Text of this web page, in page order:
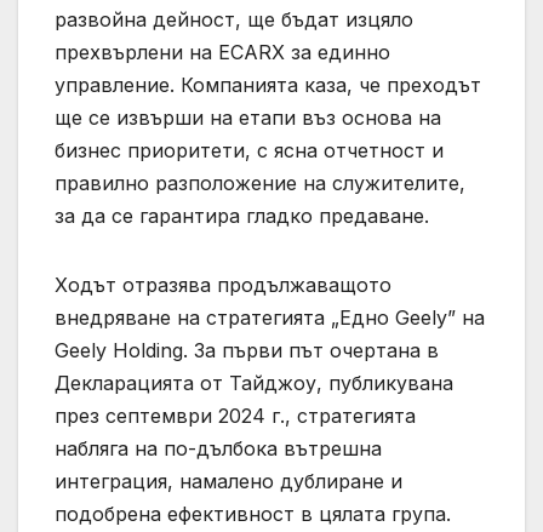
развойна дейност, ще бъдат изцяло
прехвърлени на ECARX за единно
управление. Компанията каза, че преходът
ще се извърши на етапи въз основа на
бизнес приоритети, с ясна отчетност и
правилно разположение на служителите,
за да се гарантира гладко предаване.
Ходът отразява продължаващото
внедряване на стратегията „Едно Geely” на
Geely Holding. За първи път очертана в
Декларацията от Тайджоу, публикувана
през септември 2024 г., стратегията
набляга на по-дълбока вътрешна
интеграция, намалено дублиране и
подобрена ефективност в цялата група.